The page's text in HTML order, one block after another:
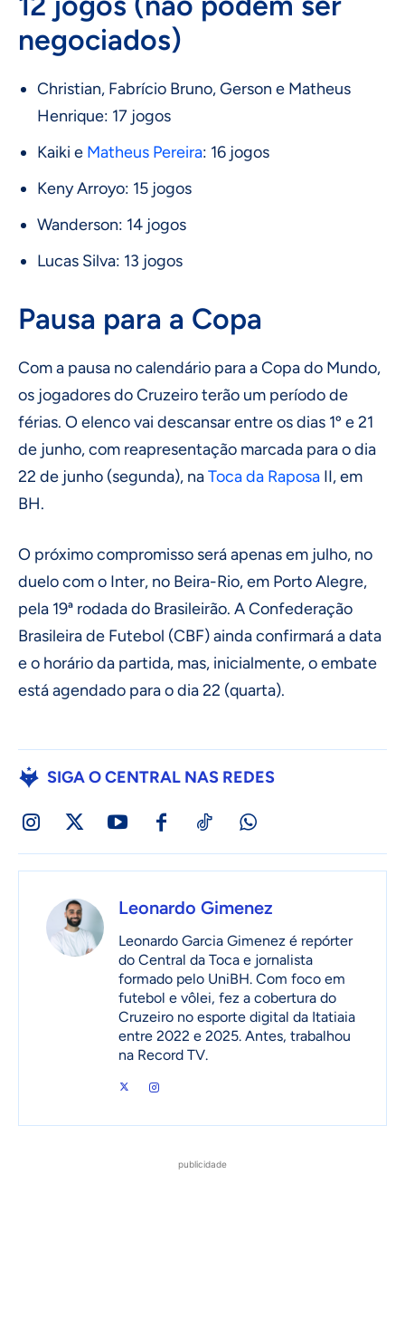
negociados)
Christian, Fabrício Bruno, Gerson e Matheus
Henrique: 17 jogos
Kaiki e Matheus Pereira: 16 jogos
Keny Arroyo: 15 jogos
Wanderson: 14 jogos
Lucas Silva: 13 jogos
Pausa para a Copa
Com a pausa no calendário para a Copa do Mundo,
os jogadores do Cruzeiro terão um período de
férias. O elenco vai descansar entre os dias 1º e 21
de junho, com reapresentação marcada para o dia
22 de junho (segunda), naToca da Raposa II, em
BH.
O próximo compromisso será apenas em julho, no
duelo com o Inter, no Beira-Rio, em Porto Alegre,
pela 19ª rodada do Brasileirão. A Confederação
Brasileira de Futebol (CBF) ainda confirmará a data
e o horário da partida, mas, inicialmente, o embate
está agendado para o dia 22 (quarta).
SIGA O CENTRAL NAS REDES
Leonardo Gimenez
Leonardo Garcia Gimenez é repórter
do Central da Toca e jornalista
formado pelo UniBH. Com foco em
futebol e vôlei, fez a cobertura do
Cruzeiro no esporte digital da Itatiaia
entre 2022 e 2025. Antes, trabalhou
na Record TV.
publicidade